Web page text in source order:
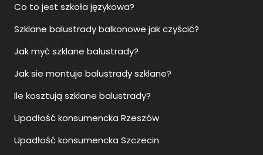
Co to jest szkoła językowa?
Szklane balustrady balkonowe jak czyścić?
Jak myć szklane balustrady?
Jak sie montuje balustrady szklane?
Ile kosztują szklane balustrady?
Upadłość konsumencka Rzeszów
Upadłość konsumencka Szczecin